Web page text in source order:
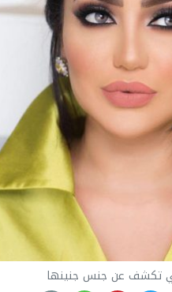
تكشف عن جنس جنينها